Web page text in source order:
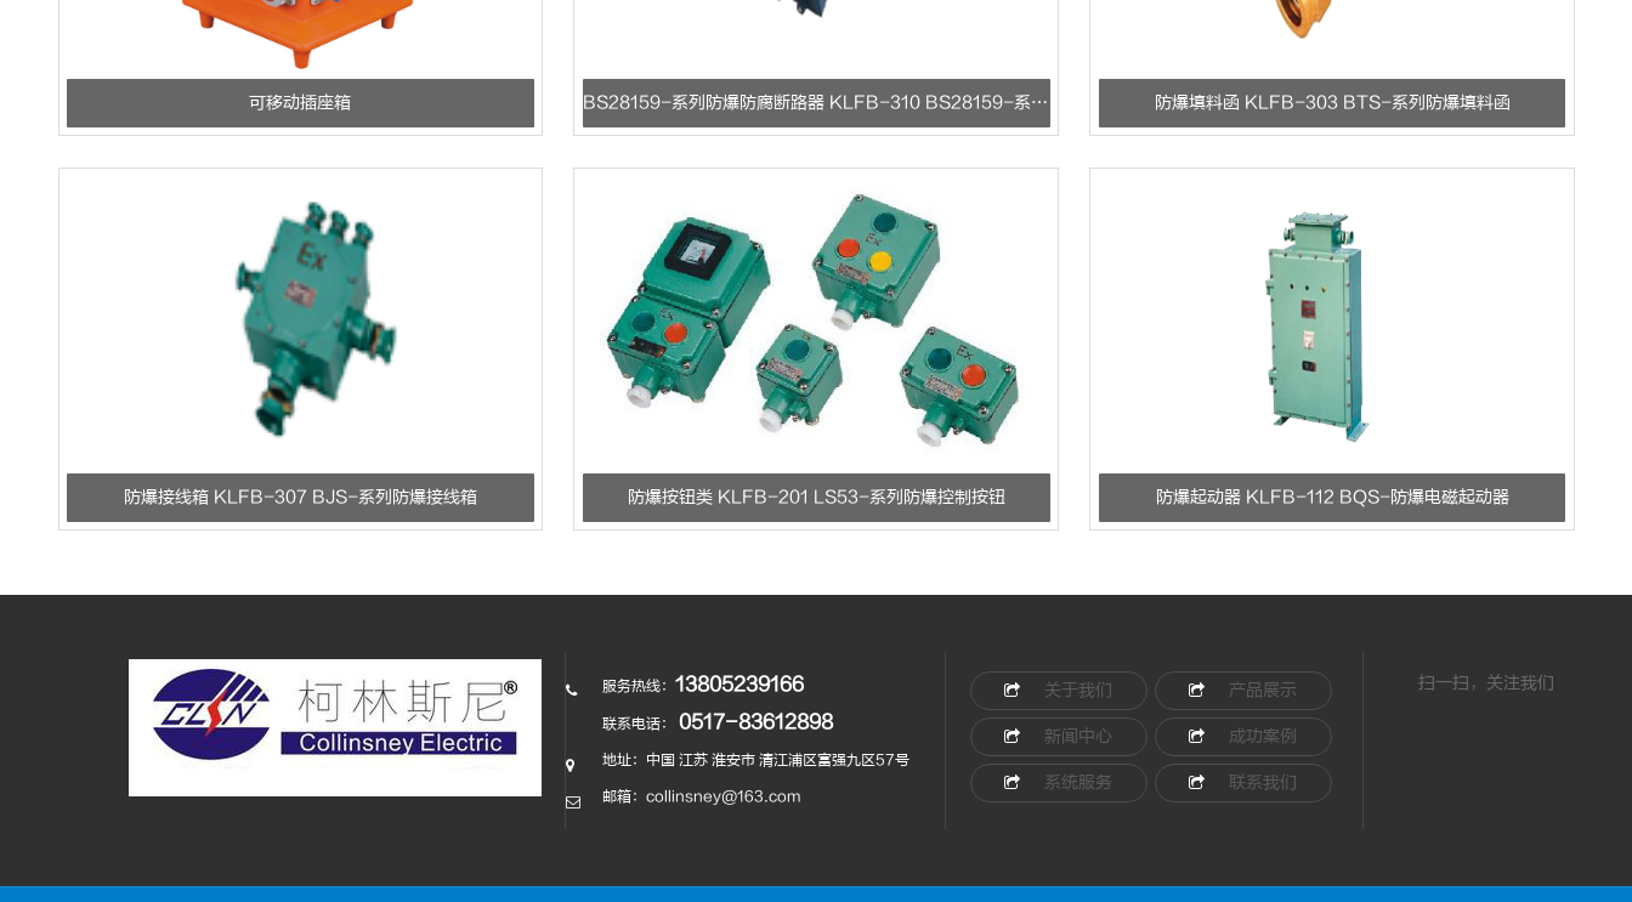
可移动插座箱 BS28159-系列防爆防腐断路器 KLFB-310 BS28159-系列防爆防腐断路器 防爆填料函 KLFB-303 BTS-系列防爆填料函
防爆接线箱 KLFB-307 BJS-系列防爆接线箱 防爆按钮类 KLFB-201 LS53-系列防爆控制按钮 防爆起动器 KLFB-112 BQS-防爆电磁起动器
服务热线： 13805239166
联系电话： 0517-83612898
地址：中国 江苏 淮安市 清江浦区富强九区57号
邮箱：collinsney@163.com
关于我们 产品展示
新闻中心 成功案例
系统服务 联系我们
扫一扫，关注我们